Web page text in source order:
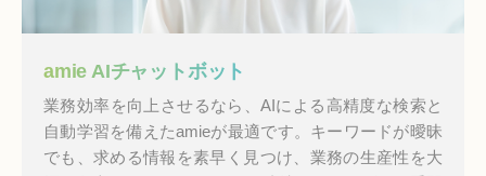
amie AIチャットボット
業務効率を向上させるなら、AIによる高精度な検索と
自動学習を備えたamieが最適です。キーワードが曖昧
でも、求める情報を素早く見つけ、業務の生産性を大